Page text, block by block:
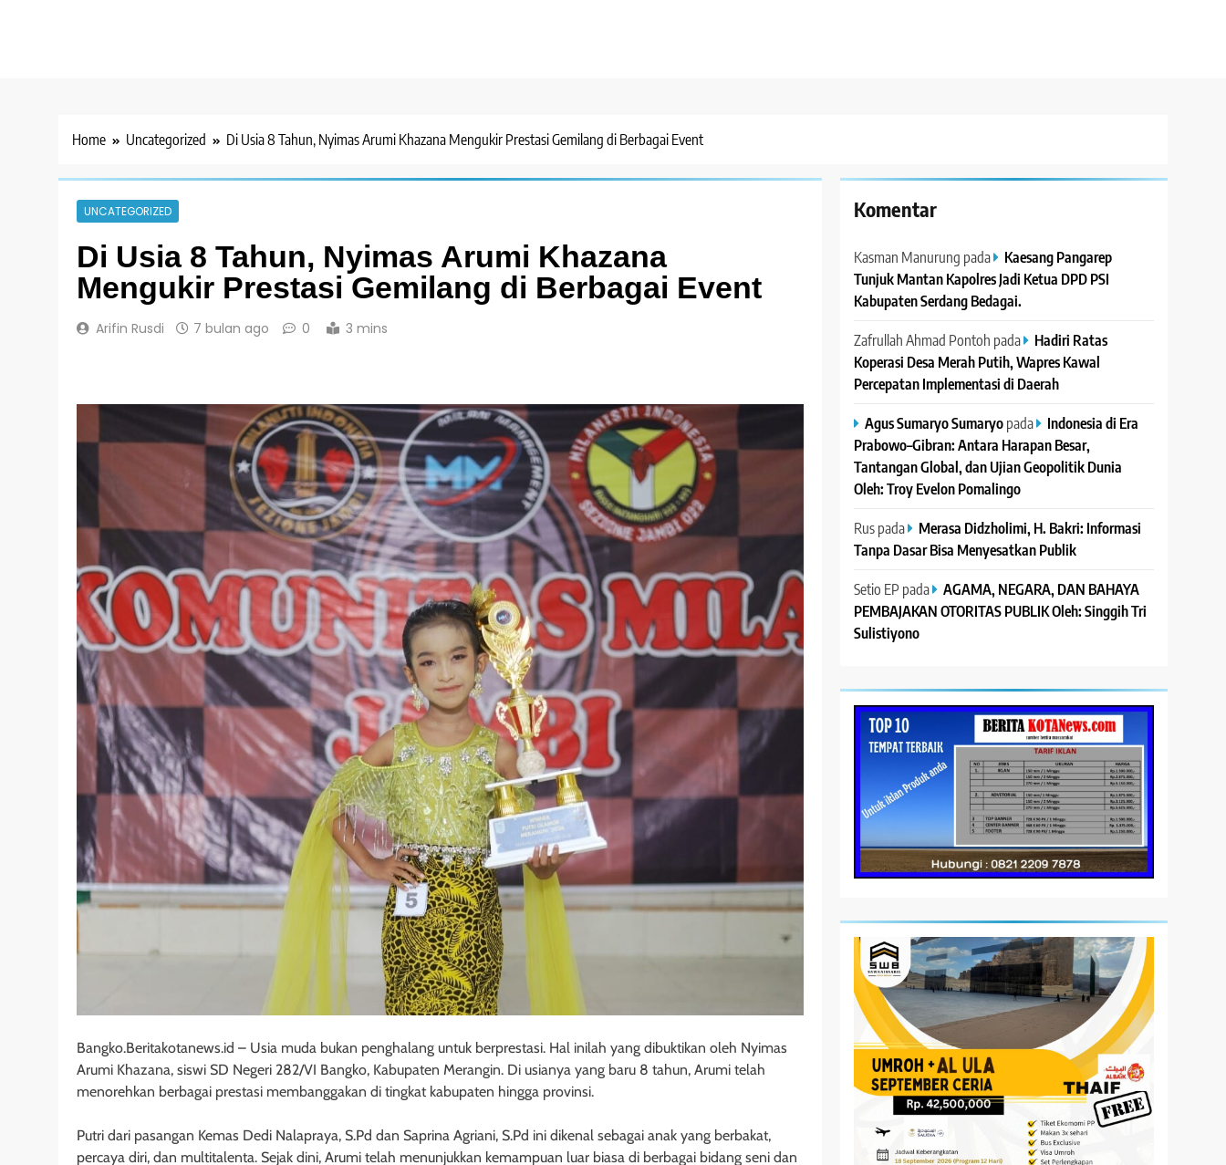
Home Uncategorized Di Usia 8 Tahun, Nyimas Arumi Khazana Mengukir Prestasi Gemilang di Berbagai Event
UNCATEGORIZED
Di Usia 8 Tahun, Nyimas Arumi Khazana
Mengukir Prestasi Gemilang di Berbagai Event
Arifin Rusdi 7 bulan ago 0 3 mins
Bangko.Beritakotanews.id – Usia muda bukan penghalang untuk berprestasi. Hal inilah yang dibuktikan oleh Nyimas
Arumi Khazana, siswi SD Negeri 282/VI Bangko, Kabupaten Merangin. Di usianya yang baru 8 tahun, Arumi telah
menorehkan berbagai prestasi membanggakan di tingkat kabupaten hingga provinsi.
Putri dari pasangan Kemas Dedi Nalapraya, S.Pd dan Saprina Agriani, S.Pd ini dikenal sebagai anak yang berbakat,
percaya diri, dan multitalenta. Sejak dini, Arumi telah menunjukkan kemampuan luar biasa di berbagai bidang seni dan
Komentar
Kasman Manurung pada
Kaesang Pangarep
Tunjuk Mantan Kapolres Jadi Ketua DPD PSI
Kabupaten Serdang Bedagai. ‎ ‎
Zafrullah Ahmad Pontoh pada
Hadiri Ratas
Koperasi Desa Merah Putih, Wapres Kawal
Percepatan Implementasi di Daerah
Agus Sumaryo Sumaryopada
Indonesia di Era
Prabowo–Gibran: Antara Harapan Besar,
Tantangan Global, dan Ujian Geopolitik Dunia
Oleh: Troy Evelon Pomalingo
Ruspada
Merasa Didzholimi, H. Bakri: Informasi
Tanpa Dasar Bisa Menyesatkan Publik
Setio EP pada AGAMA, NEGARA, DAN BAHAYA
PEMBAJAKAN OTORITAS PUBLIK Oleh: Singgih Tri
Sulistiyono